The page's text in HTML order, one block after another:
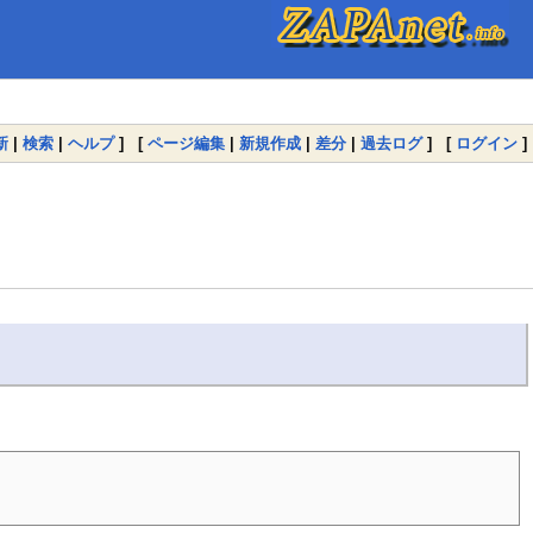
| 検索 | ヘルプ] [ ページ編集 | 新規作成 | 差分 | 過去ログ] [ ログイン ]